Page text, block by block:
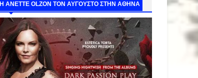
Η ANETTE OLZON ΤΟΝ ΑΥΓΟΥΣΤΟ ΣΤΗΝ ΑΘΗΝΑ